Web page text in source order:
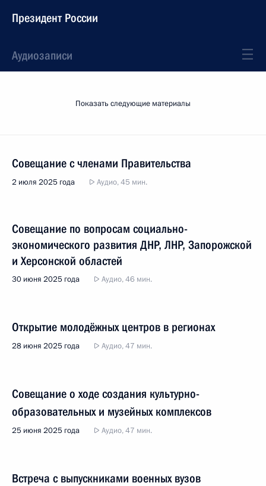
Президент России
Аудиозаписи
Показать следующие материалы
Совещание с членами Правительства
2 июля 2025 года Аудио, 45 мин.
Совещание по вопросам социально-
экономического развития ДНР, ЛНР, Запорожской
и Херсонской областей
30 июня 2025 года Аудио, 46 мин.
Открытие молодёжных центров в регионах
28 июня 2025 года Аудио, 47 мин.
Совещание о ходе создания культурно-
образовательных и музейных комплексов
25 июня 2025 года Аудио, 47 мин.
Встреча с выпускниками военных вузов